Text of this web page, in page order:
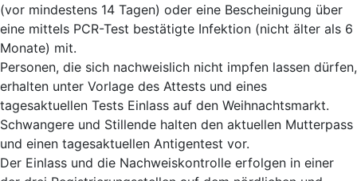
(vor mindestens 14 Tagen) oder eine Bescheinigung über
eine mittels PCR-Test bestätigte Infektion (nicht älter als 6
Monate) mit.
Personen, die sich nachweislich nicht impfen lassen dürfen,
erhalten unter Vorlage des Attests und eines
tagesaktuellen Tests Einlass auf den Weihnachtsmarkt.
Schwangere und Stillende halten den aktuellen Mutterpass
und einen tagesaktuellen Antigentest vor.
Der Einlass und die Nachweiskontrolle erfolgen in einer